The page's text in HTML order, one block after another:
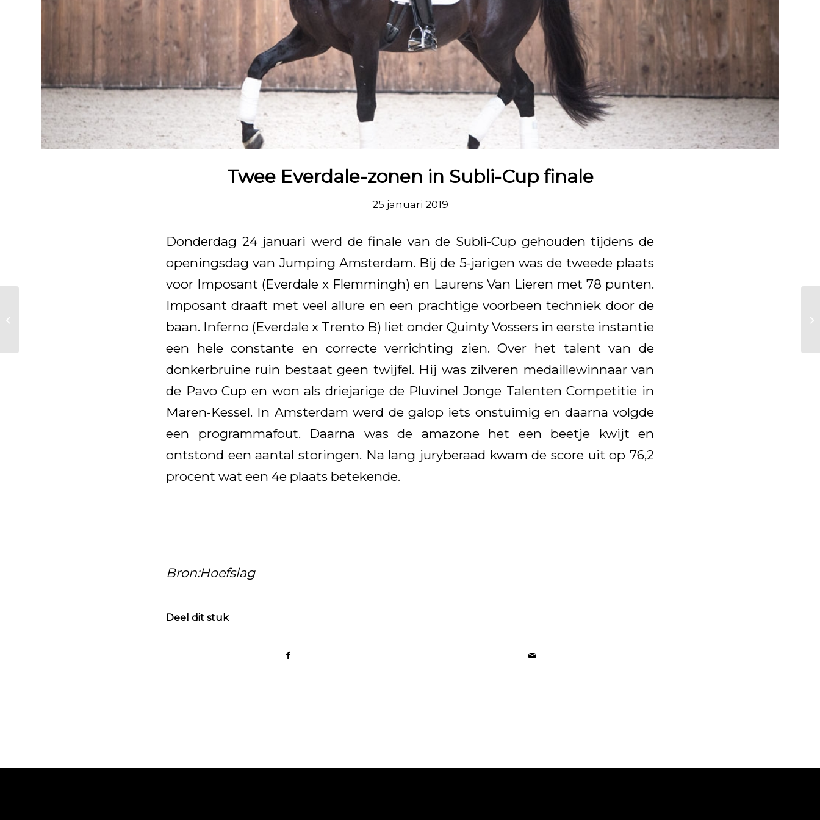
Twee Everdale-zonen in Subli-Cup finale
25 januari 2019
Donderdag 24 januari werd de finale van de Subli-Cup gehouden tijdens de
openingsdag van Jumping Amsterdam. Bij de 5-jarigen was de tweede plaats
voor Imposant (Everdale x Flemmingh) en Laurens Van Lieren met 78 punten.
Imposant draaft met veel allure en een prachtige voorbeen techniek door de
baan. Inferno (Everdale x Trento B) liet onder Quinty Vossers in eerste instantie
een hele constante en correcte verrichting zien. Over het talent van de
donkerbruine ruin bestaat geen twijfel. Hij was zilveren medaillewinnaar van
de Pavo Cup en won als driejarige de Pluvinel Jonge Talenten Competitie in
Maren-Kessel. In Amsterdam werd de galop iets onstuimig en daarna volgde
een programmafout. Daarna was de amazone het een beetje kwijt en
ontstond een aantal storingen. Na lang juryberaad kwam de score uit op 76,2
procent wat een 4e plaats betekende.
Bron:Hoefslag
Deel dit stuk